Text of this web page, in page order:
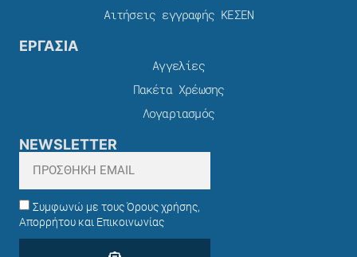
Αιτήσεις εγγραφής ΚΕΣΕΝ
ΕΡΓΑΣΙΑ
Αγγελίες
Πακέτα Χρέωσης​
Λογαριασμός
NEWSLETTER
Συμφωνώ με τους Όρους χρήσης,
Απορρήτου και Επικοινωνίας